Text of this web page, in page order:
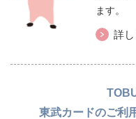
ます。
詳
東武カードのご利